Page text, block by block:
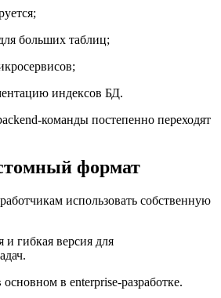
больших таблиц;
индексов БД.
команды постепенно переходят
формат
использовать собственную
и гибкая версия для
в enterprise-разработке.